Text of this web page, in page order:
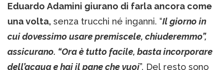
Eduardo Adamini giurano di farla ancora come
una volta, senza trucchi né inganni. “Il giorno in
cui dovessimo usare premiscele, chiuderemmo”,
assicurano. “Ora è tutto facile, basta incorporare
dell’acqua e hai il pane che vuoi”. Del resto sono